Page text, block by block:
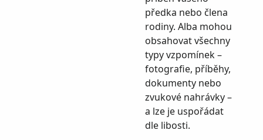
předka nebo člena
rodiny. Alba mohou
obsahovat všechny
typy vzpomínek –
fotografie, příběhy,
dokumenty nebo
zvukové nahrávky –
a lze je uspořádat
dle libosti.